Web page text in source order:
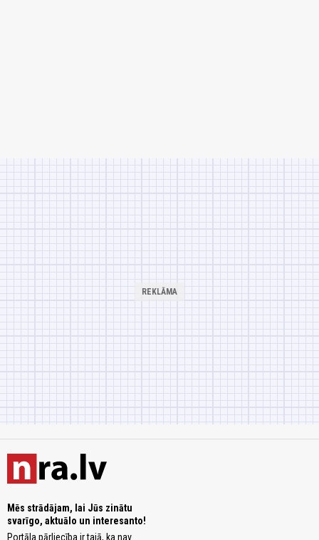
Mēs strādājam, lai Jūs zinātu
svarīgo, aktuālo un interesanto!
Portāla pārliecība ir tajā, ka nav